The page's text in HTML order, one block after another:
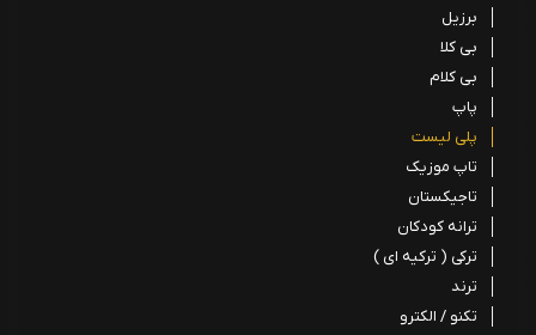
برزیل
بی کلا
بی کلام
پاپ
پلی لیست
تاپ موزیک
تاجیکستان
ترانه کودکان
ترکی ( ترکیه ای )
ترند
تکنو / الکترو